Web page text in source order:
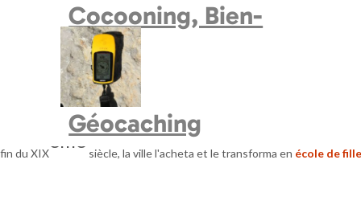
Cocooning, Bien-
Etre
Géocaching
de transformation notamment à la
du XIX
ème
siècle, la ville l'acheta et le transforma en école de